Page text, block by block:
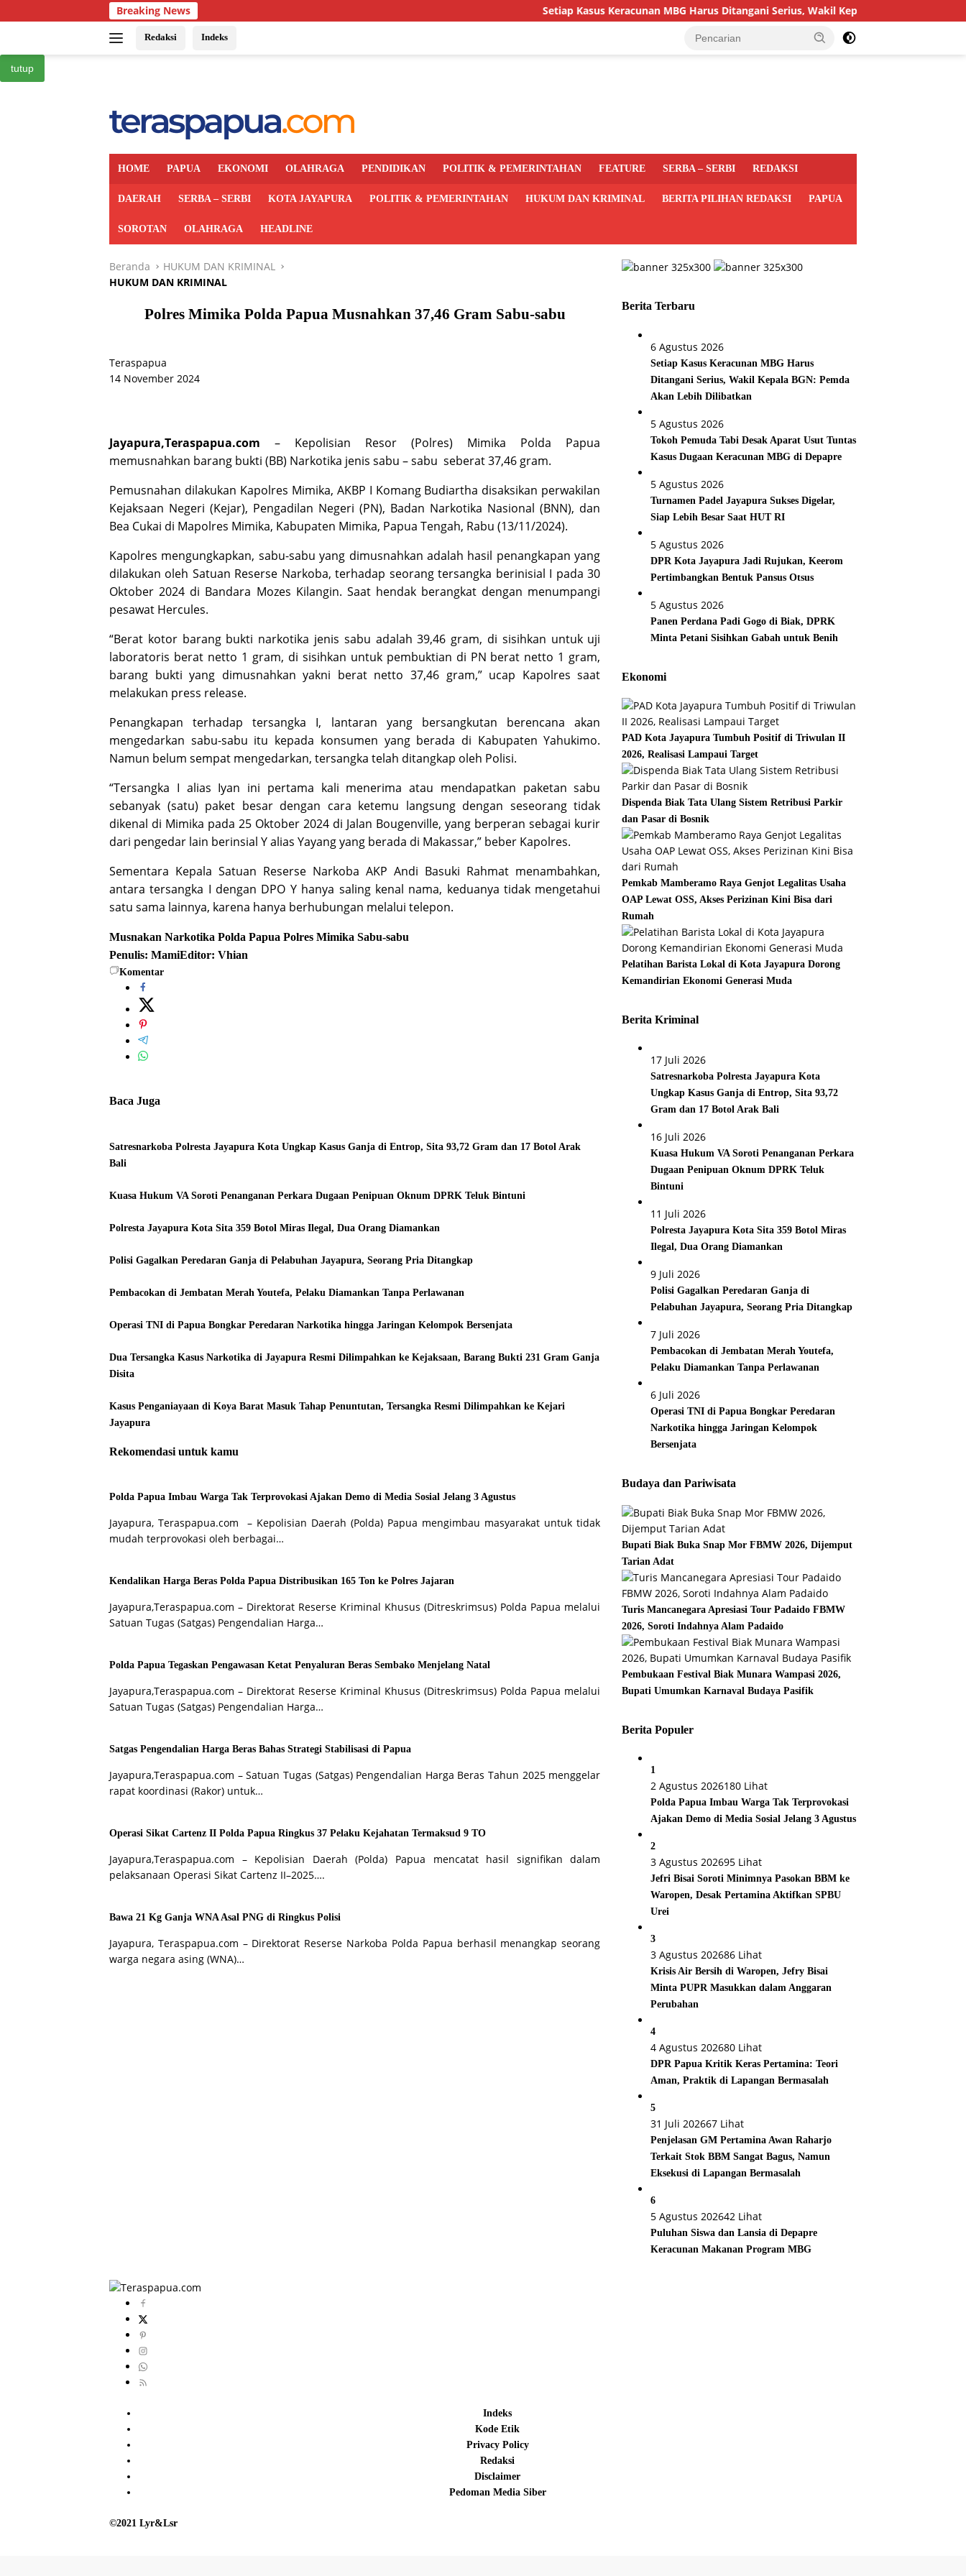
ke
Breaking News Setiap Kasus Keracunan MBG Harus Ditangani Serius, Wakil Kepala BGN: Pemda Akan Lebih
Redaksi Indeks
tutup
HOME PAPUA EKONOMI OLAHRAGA PENDIDIKAN POLITIK & PEMERINTAHAN FEATURE SERBA – SERBI REDAKSI
DAERAH SERBA – SERBI KOTA JAYAPURA POLITIK & PEMERINTAHAN HUKUM DAN KRIMINAL BERITA PILIHAN REDAKSI PAPUA
SOROTAN OLAHRAGA HEADLINE
Beranda
HUKUM DAN KRIMINAL
HUKUM DAN KRIMINAL
Polres Mimika Polda Papua Musnahkan 37,46 Gram Sabu-sabu
Teraspapua
14 November 2024
Jayapura,Teraspapua.com – Kepolisian Resor (Polres) Mimika Polda Papua
memusnahkan barang bukti (BB) Narkotika jenis sabu – sabu seberat 37,46 gram.
Pemusnahan dilakukan Kapolres Mimika, AKBP I Komang Budiartha disaksikan perwakilan
Kejaksaan Negeri (Kejar), Pengadilan Negeri (PN), Badan Narkotika Nasional (BNN), dan
Bea Cukai di Mapolres Mimika, Kabupaten Mimika, Papua Tengah, Rabu (13/11/2024).
Kapolres mengungkapkan, sabu-sabu yang dimusnahkan adalah hasil penangkapan yang
dilakukan oleh Satuan Reserse Narkoba, terhadap seorang tersangka berinisial I pada 30
Oktober 2024 di Bandara Mozes Kilangin. Saat hendak berangkat dengan menumpangi
pesawat Hercules.
“Berat kotor barang bukti narkotika jenis sabu adalah 39,46 gram, di sisihkan untuk uji
laboratoris berat netto 1 gram, di sisihkan untuk pembuktian di PN berat netto 1 gram,
barang bukti yang dimusnahkan yakni berat netto 37,46 gram,” ucap Kapolres saat
melakukan press release.
Penangkapan terhadap tersangka I, lantaran yang bersangkutan berencana akan
mengedarkan sabu-sabu itu kepada konsumen yang berada di Kabupaten Yahukimo.
Namun belum sempat mengedarkan, tersangka telah ditangkap oleh Polisi.
“Tersangka I alias Iyan ini pertama kali menerima atau mendapatkan paketan sabu
sebanyak (satu) paket besar dengan cara ketemu langsung dengan seseorang tidak
dikenal di Mimika pada 25 Oktober 2024 di Jalan Bougenville, yang berperan sebagai kurir
dari pengedar lain berinsial Y alias Yayang yang berada di Makassar,” beber Kapolres.
Sementara Kepala Satuan Reserse Narkoba AKP Andi Basuki Rahmat menambahkan,
antara tersangka I dengan DPO Y hanya saling kenal nama, keduanya tidak mengetahui
satu sama lainnya, karena hanya berhubungan melalui telepon.
Musnakan Narkotika Polda Papua Polres Mimika Sabu-sabu
Penulis: MamiEditor: Vhian
Komentar
Baca Juga
Satresnarkoba Polresta Jayapura Kota Ungkap Kasus Ganja di Entrop, Sita 93,72 Gram dan 17 Botol Arak
Bali
Kuasa Hukum VA Soroti Penanganan Perkara Dugaan Penipuan Oknum DPRK Teluk Bintuni
Polresta Jayapura Kota Sita 359 Botol Miras Ilegal, Dua Orang Diamankan
Polisi Gagalkan Peredaran Ganja di Pelabuhan Jayapura, Seorang Pria Ditangkap
Pembacokan di Jembatan Merah Youtefa, Pelaku Diamankan Tanpa Perlawanan
Operasi TNI di Papua Bongkar Peredaran Narkotika hingga Jaringan Kelompok Bersenjata
Dua Tersangka Kasus Narkotika di Jayapura Resmi Dilimpahkan ke Kejaksaan, Barang Bukti 231 Gram Ganja
Disita
Kasus Penganiayaan di Koya Barat Masuk Tahap Penuntutan, Tersangka Resmi Dilimpahkan ke Kejari
Jayapura
Rekomendasi untuk kamu
Polda Papua Imbau Warga Tak Terprovokasi Ajakan Demo di Media Sosial Jelang 3 Agustus
Jayapura, Teraspapua.com – Kepolisian Daerah (Polda) Papua mengimbau masyarakat untuk tidak
mudah terprovokasi oleh berbagai…
Kendalikan Harga Beras Polda Papua Distribusikan 165 Ton ke Polres Jajaran
Jayapura,Teraspapua.com – Direktorat Reserse Kriminal Khusus (Ditreskrimsus) Polda Papua melalui
Satuan Tugas (Satgas) Pengendalian Harga…
Polda Papua Tegaskan Pengawasan Ketat Penyaluran Beras Sembako Menjelang Natal
Jayapura,Teraspapua.com – Direktorat Reserse Kriminal Khusus (Ditreskrimsus) Polda Papua melalui
Satuan Tugas (Satgas) Pengendalian Harga…
Satgas Pengendalian Harga Beras Bahas Strategi Stabilisasi di Papua
Jayapura,Teraspapua.com – Satuan Tugas (Satgas) Pengendalian Harga Beras Tahun 2025 menggelar
rapat koordinasi (Rakor) untuk…
Operasi Sikat Cartenz II Polda Papua Ringkus 37 Pelaku Kejahatan Termaksud 9 TO
Jayapura,Teraspapua.com – Kepolisian Daerah (Polda) Papua mencatat hasil signifikan dalam
pelaksanaan Operasi Sikat Cartenz II–2025….
Bawa 21 Kg Ganja WNA Asal PNG di Ringkus Polisi
Jayapura, Teraspapua.com – Direktorat Reserse Narkoba Polda Papua berhasil menangkap seorang
warga negara asing (WNA)…
Berita Terbaru
6 Agustus 2026
Setiap Kasus Keracunan MBG Harus
Ditangani Serius, Wakil Kepala BGN: Pemda
Akan Lebih Dilibatkan
5 Agustus 2026
Tokoh Pemuda Tabi Desak Aparat Usut Tuntas
Kasus Dugaan Keracunan MBG di Depapre
5 Agustus 2026
Turnamen Padel Jayapura Sukses Digelar,
Siap Lebih Besar Saat HUT RI
5 Agustus 2026
DPR Kota Jayapura Jadi Rujukan, Keerom
Pertimbangkan Bentuk Pansus Otsus
5 Agustus 2026
Panen Perdana Padi Gogo di Biak, DPRK
Minta Petani Sisihkan Gabah untuk Benih
Ekonomi
PAD Kota Jayapura Tumbuh Positif di Triwulan II
2026, Realisasi Lampaui Target
Dispenda Biak Tata Ulang Sistem Retribusi Parkir
dan Pasar di Bosnik
Pemkab Mamberamo Raya Genjot Legalitas Usaha
OAP Lewat OSS, Akses Perizinan Kini Bisa dari
Rumah
Pelatihan Barista Lokal di Kota Jayapura Dorong
Kemandirian Ekonomi Generasi Muda
Berita Kriminal
17 Juli 2026
Satresnarkoba Polresta Jayapura Kota
Ungkap Kasus Ganja di Entrop, Sita 93,72
Gram dan 17 Botol Arak Bali
16 Juli 2026
Kuasa Hukum VA Soroti Penanganan Perkara
Dugaan Penipuan Oknum DPRK Teluk
Bintuni
11 Juli 2026
Polresta Jayapura Kota Sita 359 Botol Miras
Ilegal, Dua Orang Diamankan
9 Juli 2026
Polisi Gagalkan Peredaran Ganja di
Pelabuhan Jayapura, Seorang Pria Ditangkap
7 Juli 2026
Pembacokan di Jembatan Merah Youtefa,
Pelaku Diamankan Tanpa Perlawanan
6 Juli 2026
Operasi TNI di Papua Bongkar Peredaran
Narkotika hingga Jaringan Kelompok
Bersenjata
Budaya dan Pariwisata
Bupati Biak Buka Snap Mor FBMW 2026, Dijemput
Tarian Adat
Turis Mancanegara Apresiasi Tour Padaido FBMW
2026, Soroti Indahnya Alam Padaido
Pembukaan Festival Biak Munara Wampasi 2026,
Bupati Umumkan Karnaval Budaya Pasifik
Berita Populer
1
2 Agustus 2026180 Lihat
Polda Papua Imbau Warga Tak Terprovokasi
Ajakan Demo di Media Sosial Jelang 3 Agustus
2
3 Agustus 202695 Lihat
Jefri Bisai Soroti Minimnya Pasokan BBM ke
Waropen, Desak Pertamina Aktifkan SPBU
Urei
3
3 Agustus 202686 Lihat
Krisis Air Bersih di Waropen, Jefry Bisai
Minta PUPR Masukkan dalam Anggaran
Perubahan
4
4 Agustus 202680 Lihat
DPR Papua Kritik Keras Pertamina: Teori
Aman, Praktik di Lapangan Bermasalah
5
31 Juli 202667 Lihat
Penjelasan GM Pertamina Awan Raharjo
Terkait Stok BBM Sangat Bagus, Namun
Eksekusi di Lapangan Bermasalah
6
5 Agustus 202642 Lihat
Puluhan Siswa dan Lansia di Depapre
Keracunan Makanan Program MBG
Indeks
Kode Etik
Privacy Policy
Redaksi
Disclaimer
Pedoman Media Siber
©2021 Lyr&Lsr